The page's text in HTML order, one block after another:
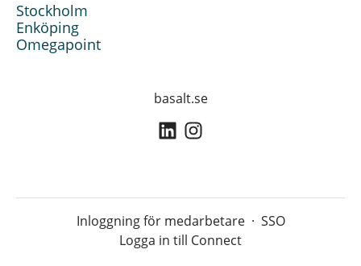
Stockholm
Enköping
Omegapoint
basalt.se
Inloggning för medarbetare · SSO
Logga in till Connect